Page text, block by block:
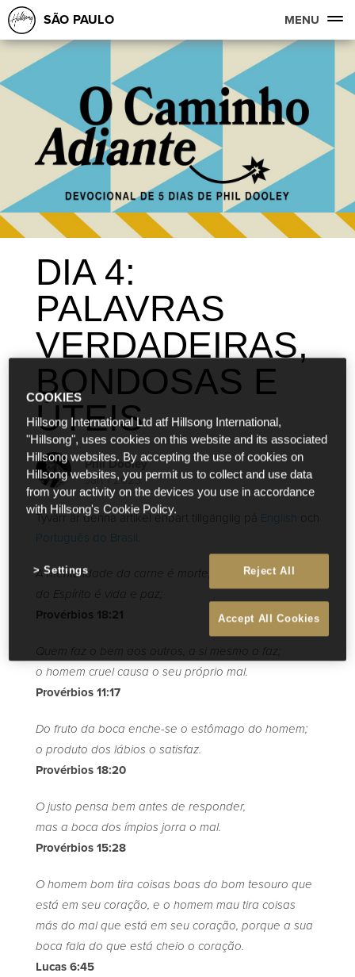
SÃO PAULO MENU
DIA 4:
PALAVRAS
VERDADEIRAS,
BONDOSAS E
ÚTEIS
Phil Dooley
Jan 1 2023
Tyvärr är denna artikel enbart tillgänglig på English och
Português do Brasil.
A mentalidade da carne é morte, mas a mentalidade
do Espírito é vida e paz;
Provérbios 18:21
Quem faz o bem aos outros, a si mesmo o faz;
o homem cruel causa o seu próprio mal.
Provérbios 11:17
Do fruto da boca enche-se o estômago do homem;
o produto dos lábios o satisfaz.
Provérbios 18:20
O justo pensa bem antes de responder,
mas a boca dos ímpios jorra o mal.
Provérbios 15:28
O homem bom tira coisas boas do bom tesouro que
está em seu coração, e o homem mau tira coisas
más do mal que está em seu coração, porque a sua
boca fala do que está cheio o coração.
Lucas 6:45
COOKIES
Hillsong International Ltd atf Hillsong International,
"Hillsong", uses cookies on this website and its associated
Hillsong websites. By accepting the use of cookies on
Hillsong websites, you permit us to collect and use data
from your activity on the devices you use in accordance
with Hillsong's Cookie Policy.
Reject All
Accept All Cookies
Settings